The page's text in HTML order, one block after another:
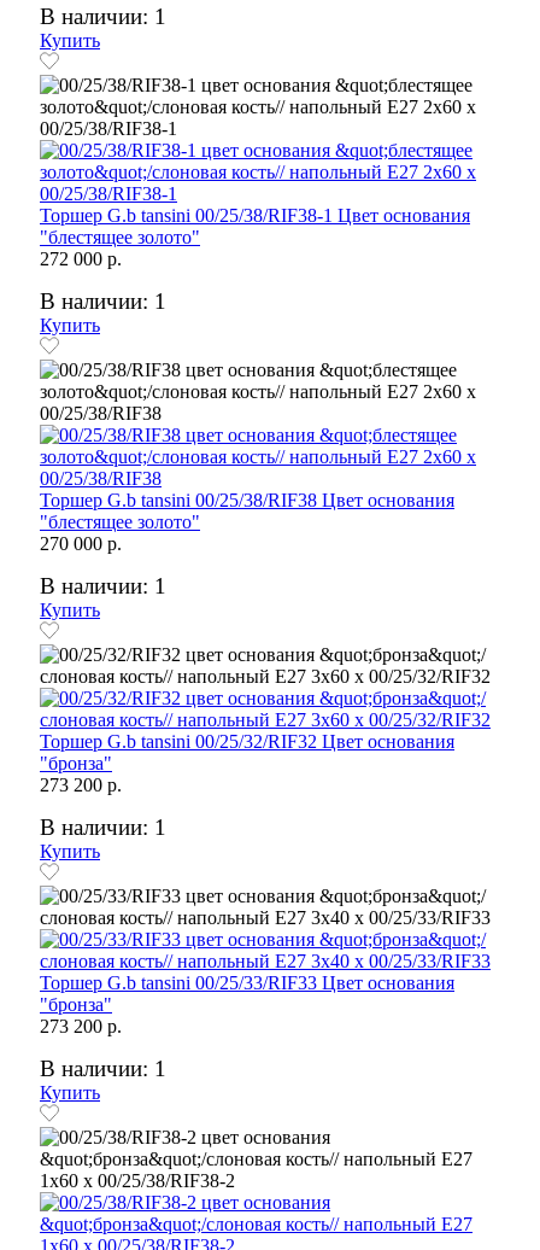
В наличии: 1
Купить
Торшер G.b tansini 00/25/38/RIF38-1 Цвет основания
"блестящее золото"
272 000 р.
В наличии: 1
Купить
Торшер G.b tansini 00/25/38/RIF38 Цвет основания
"блестящее золото"
270 000 р.
В наличии: 1
Купить
Торшер G.b tansini 00/25/32/RIF32 Цвет основания
"бронза"
273 200 р.
В наличии: 1
Купить
Торшер G.b tansini 00/25/33/RIF33 Цвет основания
"бронза"
273 200 р.
В наличии: 1
Купить